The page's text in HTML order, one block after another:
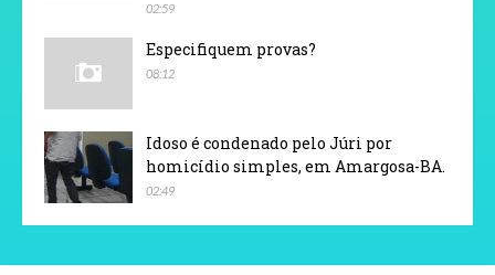
02:59
Especifiquem provas?
08:12
Idoso é condenado pelo Júri por
homicídio simples, em Amargosa-BA.
02:49